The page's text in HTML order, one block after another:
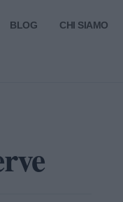
BLOG CHI SIAMO